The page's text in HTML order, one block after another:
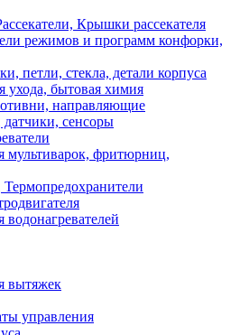
Крышки рассекателя
режимов и программ конфорки,
петли, стекла, детали корпуса
ухода, бытовая химия
направляющие
датчики, сенсоры
мультиварок, фритюрниц,
Термопредохранители
водонагревателей
вытяжек
управления